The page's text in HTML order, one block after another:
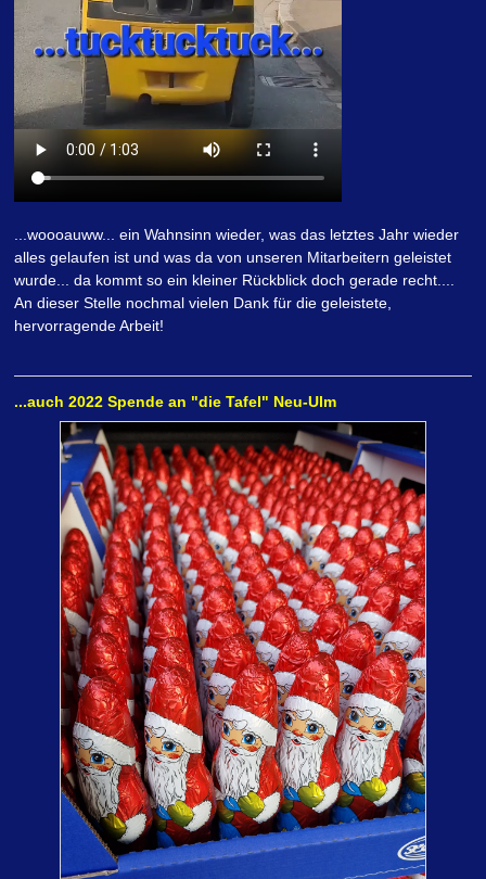
...woooauww... ein Wahnsinn wieder, was das letztes Jahr wieder
alles gelaufen ist und was da von unseren Mitarbeitern geleistet
wurde... da kommt so ein kleiner Rückblick doch gerade recht....
An dieser Stelle nochmal vielen Dank für die geleistete,
hervorragende Arbeit!
...auch 2022 Spende an "die Tafel" Neu-Ulm